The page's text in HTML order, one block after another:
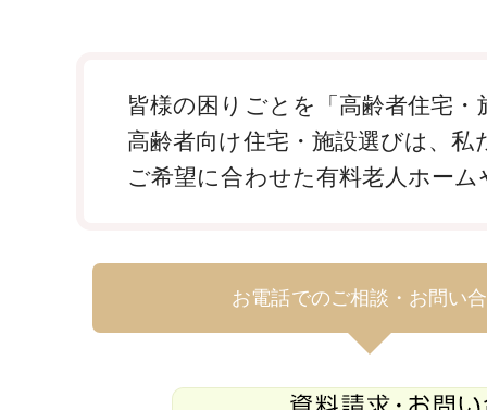
皆様の困りごとを「高齢者住宅
高齢者向け住宅・施設選びは、
ご希望に合わせた有料老人ホー
お電話でのご相談・お問い